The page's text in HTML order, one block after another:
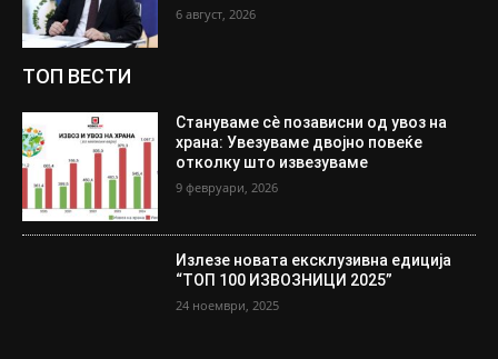
6 август, 2026
ТОП ВЕСТИ
Стануваме сè позависни од увоз на
храна: Увезуваме двојно повеќе
отколку што извезуваме
9 февруари, 2026
Излезе новата ексклузивна едиција
“ТОП 100 ИЗВОЗНИЦИ 2025”
24 ноември, 2025